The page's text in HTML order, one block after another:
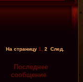
На страницу 1 2 След.
Последнее
сообщение